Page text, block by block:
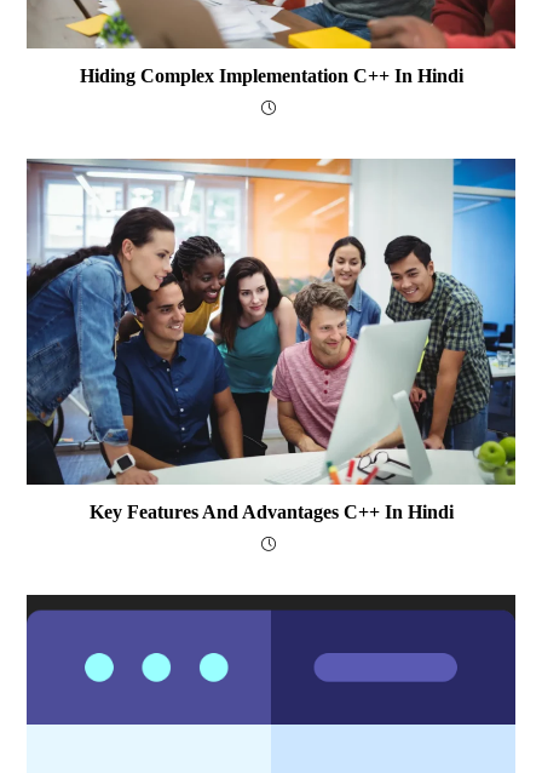
Hiding Complex Implementation C++ In Hindi
Key Features And Advantages C++ In Hindi